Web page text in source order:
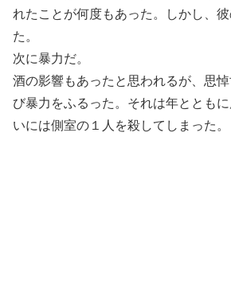
れたことが何度もあった。しかし、
た。
次に暴力だ。
酒の影響もあったと思われるが、思
び暴力をふるった。それは年ととも
いには側室の１人を殺してしまった。